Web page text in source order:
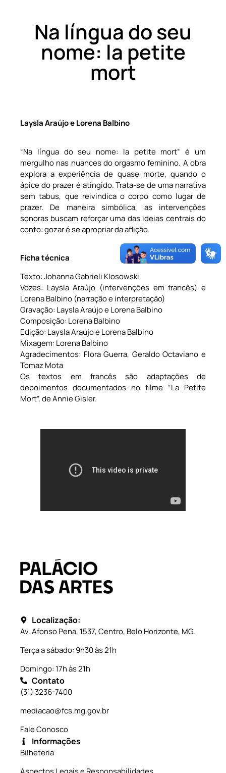
Na língua do seu
nome: la petite
mort
Laysla Araújo e Lorena Balbino
“Na língua do seu nome: la petite mort” é um
mergulho nas nuances do orgasmo feminino. A obra
explora a experiência de quase morte, quando o
ápice do prazer é atingido. Trata-se de uma narrativa
sem tabus, que reivindica o corpo como lugar de
prazer. De maneira simbólica, as intervenções
sonoras buscam reforçar uma das ideias centrais do
conto: gozar é se apropriar da aflição.
Ficha técnica
Texto: Johanna Gabrieli Klosowski
Vozes: Laysla Araújo (intervenções em francês) e
Lorena Balbino (narração e interpretação)
Gravação: Laysla Araújo e Lorena Balbino
Composição: Lorena Balbino
Edição: Laysla Araújo e Lorena Balbino
Mixagem: Lorena Balbino
Agradecimentos: Flora Guerra, Geraldo Octaviano e
Tomaz Mota
Os textos em francês são adaptações de
depoimentos documentados no filme “La Petite
Mort”, de Annie Gisler.
Localização:
Av. Afonso Pena, 1537, Centro, Belo Horizonte, MG.
Terça a sábado: 9h30 às 21h
Domingo: 17h às 21h
Contato
(31) 3236-7400
mediacao@fcs.mg.gov.br
Fale Conosco
Informações
Bilheteria